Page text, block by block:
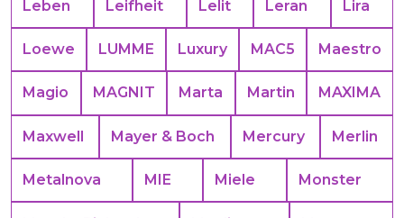
Leben Leifheit Lelit Leran Lira
Loewe LUMME Luxury MAC5 Maestro
Magio MAGNIT Marta Martin MAXIMA
Maxwell Mayer & Boch Mercury Merlin
Metalnova MIE Miele Monster